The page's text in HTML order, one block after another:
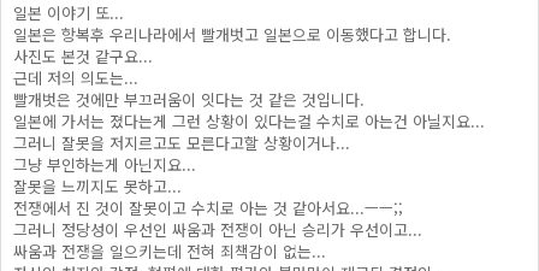
일본 이야기 또...
일본은 항복후 우리나라에서 빨개벗고 일본으로 이동했다고 합니다.
사진도 본것 같구요...
근데 저의 의도는...
빨개벗은 것에만 부끄러움이 잇다는 것 같은 것입니다.
일본에 가서는 졌다는게 그런 상황이 있다는걸 수치로 아는건 아닐지요...
그러니 잘못을 저지르고도 모른다고할 상황이거나...
그냥 부인하는게 아닌지요...
잘못을 느끼지도 못하고...
전쟁에서 진 것이 잘못이고 수치로 아는 것 같아서요...ㅡㅡ;;
그러니 정당성이 우선인 싸움과 전쟁이 아닌 승리가 우선이고...
싸움과 전쟁을 일으키는데 전혀 죄책감이 없는...